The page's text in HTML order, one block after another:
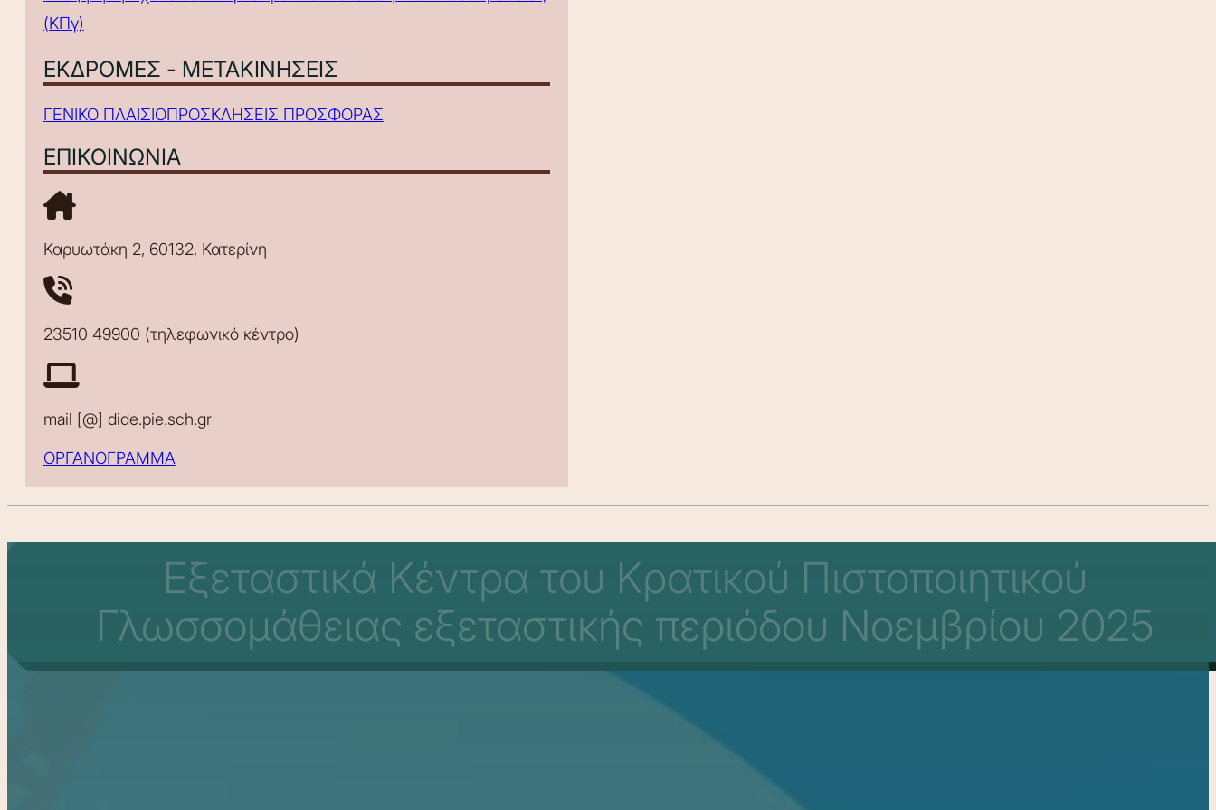
(ΚΠγ)
ΕΚΔΡΟΜΕΣ - ΜΕΤΑΚΙΝΗΣΕΙΣ
ΓΕΝΙΚΟ ΠΛΑΙΣΙΟΠΡΟΣΚΛΗΣΕΙΣ ΠΡΟΣΦΟΡΑΣ
ΕΠΙΚΟΙΝΩΝΙΑ
Καρυωτάκη 2, 60132, Κατερίνη
23510 49900 (τηλεφωνικό κέντρο)
mail [@] dide.pie.sch.gr
ΟΡΓΑΝΟΓΡΑΜΜΑ
Εξεταστικά Κέντρα του Κρατικού Πιστοποιητικού
Γλωσσομάθειας εξεταστικής περιόδου Νοεμβρίου 2025